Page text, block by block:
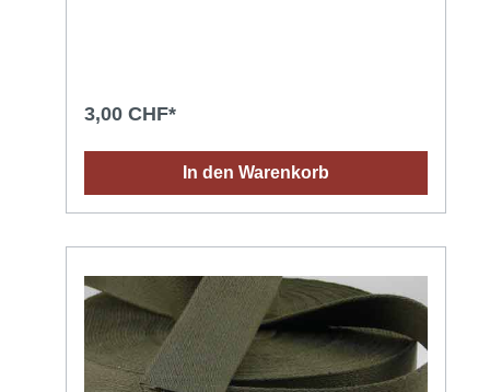
3,00 CHF*
In den Warenkorb